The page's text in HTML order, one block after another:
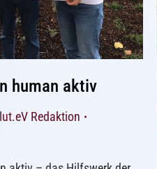
human aktiv
Redaktion